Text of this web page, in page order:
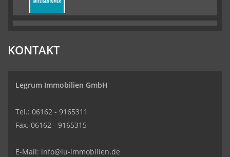
KONTAKT
Legrum Immobilien GmbH
Tel.: 06162 - 9165311
Fax. 06162 - 9165315
E-Mail: info@lu-immobilien.de